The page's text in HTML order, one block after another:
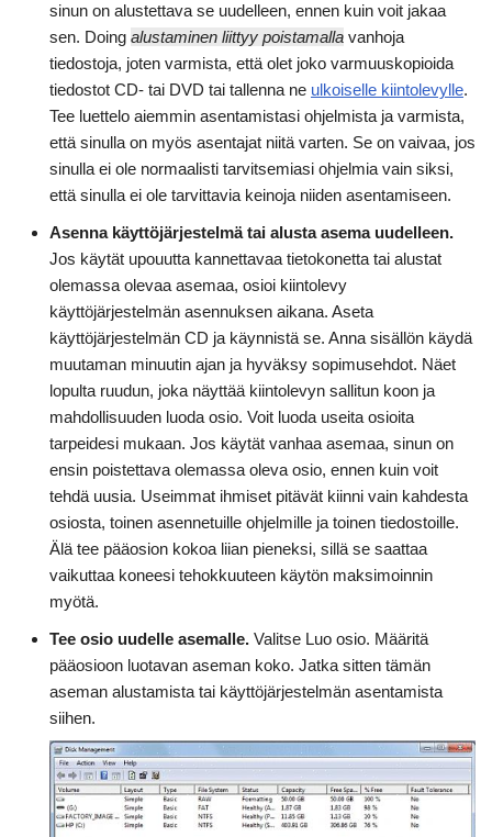
sinun on alustettava se uudelleen, ennen kuin voit jakaa
sen. Doing alustaminen liittyy poistamalla vanhoja
tiedostoja, joten varmista, että olet joko varmuuskopioida
tiedostot CD- tai DVD tai tallenna ne ulkoiselle kiintolevylle.
Tee luettelo aiemmin asentamistasi ohjelmista ja varmista,
että sinulla on myös asentajat niitä varten. Se on vaivaa, jos
sinulla ei ole normaalisti tarvitsemiasi ohjelmia vain siksi,
että sinulla ei ole tarvittavia keinoja niiden asentamiseen.
Asenna käyttöjärjestelmä tai alusta asema uudelleen.
Jos käytät upouutta kannettavaa tietokonetta tai alustat
olemassa olevaa asemaa, osioi kiintolevy
käyttöjärjestelmän asennuksen aikana. Aseta
käyttöjärjestelmän CD ja käynnistä se. Anna sisällön käydä
muutaman minuutin ajan ja hyväksy sopimusehdot. Näet
lopulta ruudun, joka näyttää kiintolevyn sallitun koon ja
mahdollisuuden luoda osio. Voit luoda useita osioita
tarpeidesi mukaan. Jos käytät vanhaa asemaa, sinun on
ensin poistettava olemassa oleva osio, ennen kuin voit
tehdä uusia. Useimmat ihmiset pitävät kiinni vain kahdesta
osiosta, toinen asennetuille ohjelmille ja toinen tiedostoille.
Älä tee pääosion kokoa liian pieneksi, sillä se saattaa
vaikuttaa koneesi tehokkuuteen käytön maksimoinnin
myötä.
Tee osio uudelle asemalle. Valitse Luo osio. Määritä
pääosioon luotavan aseman koko. Jatka sitten tämän
aseman alustamista tai käyttöjärjestelmän asentamista
siihen.